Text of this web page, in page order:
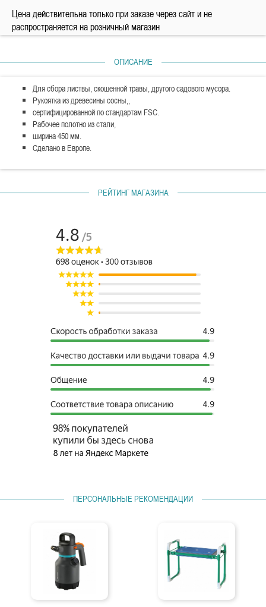
Цена действительна только при заказе через сайт и не
распространяется на розничный магазин
ОПИСАНИЕ
Для сбора листвы, скошенной травы, другого садового мусора.
Рукоятка из древесины сосны,,
сертифицированной по стандартам FSC.
Рабочее полотно из стали,
ширина 450 мм.
Сделано в Европе.
РЕЙТИНГ МАГАЗИНА
ПЕРСОНАЛЬНЫЕ РЕКОМЕНДАЦИИ